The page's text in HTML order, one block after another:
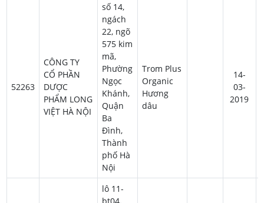
52263
CÔNG TY
CỔ PHẦN
DƯỢC
PHẨM LONG
VIỆT HÀ NỘI
số 14,
ngách
22, ngõ
575 kim
mã,
Phường
Ngọc
Khánh,
Quận
Ba
Đình,
Thành
phố Hà
Nội
Trom Plus
Organic
Hương
dâu
14-
03-
2019
lô 11-
bt04,